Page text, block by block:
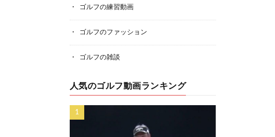
ゴルフの練習動画
ゴルフのファッション
ゴルフの雑談
人気のゴルフ動画ランキング